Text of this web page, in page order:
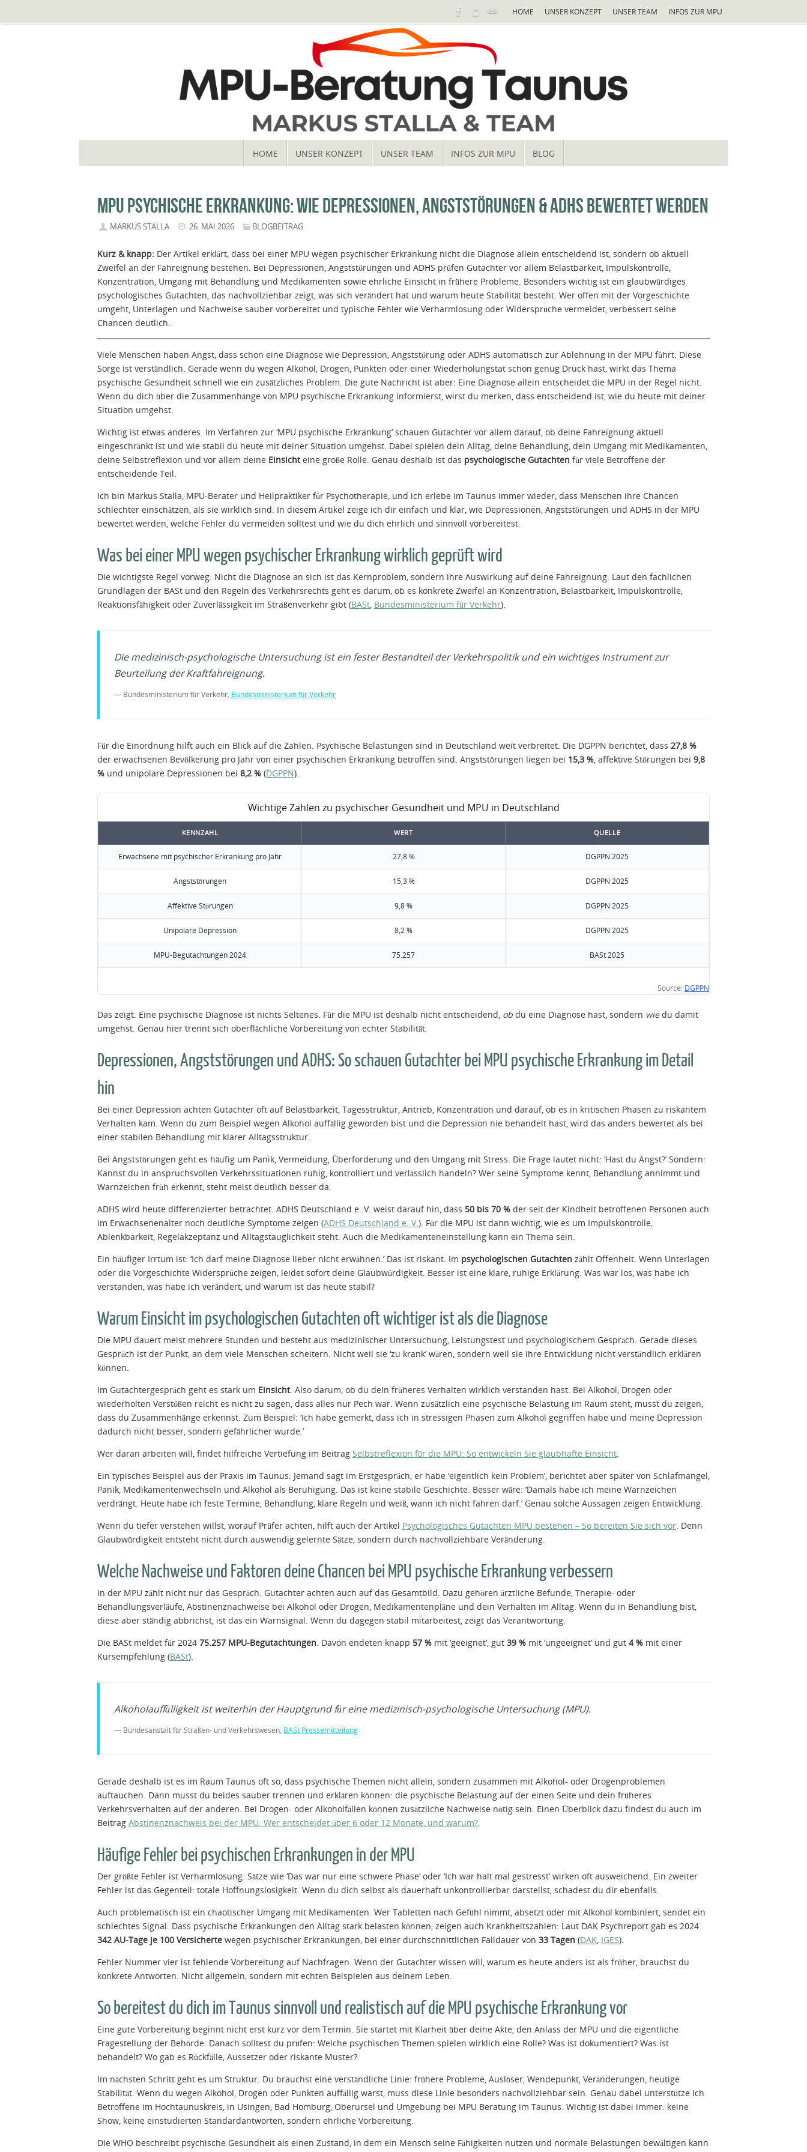
HOME UNSER KONZEPT UNSER TEAM INFOS ZUR MPU
HOME UNSER KONZEPT UNSER TEAM INFOS ZUR MPU BLOG
MPU PSYCHISCHE ERKRANKUNG: WIE DEPRESSIONEN, ANGSTSTÖRUNGEN & ADHS BEWERTET WERDEN
MARKUS STALLA 26. MAI 2026 BLOGBEITRAG
Kurz & knapp: Der Artikel erklärt, dass bei einer MPU wegen psychischer Erkrankung nicht die Diagnose allein entscheidend ist, sondern ob aktuell
Zweifel an der Fahreignung bestehen. Bei Depressionen, Angststörungen und ADHS prüfen Gutachter vor allem Belastbarkeit, Impulskontrolle,
Konzentration, Umgang mit Behandlung und Medikamenten sowie ehrliche Einsicht in frühere Probleme. Besonders wichtig ist ein glaubwürdiges
psychologisches Gutachten, das nachvollziehbar zeigt, was sich verändert hat und warum heute Stabilität besteht. Wer offen mit der Vorgeschichte
umgeht, Unterlagen und Nachweise sauber vorbereitet und typische Fehler wie Verharmlosung oder Widersprüche vermeidet, verbessert seine
Chancen deutlich.
Viele Menschen haben Angst, dass schon eine Diagnose wie Depression, Angststörung oder ADHS automatisch zur Ablehnung in der MPU führt. Diese
Sorge ist verständlich. Gerade wenn du wegen Alkohol, Drogen, Punkten oder einer Wiederholungstat schon genug Druck hast, wirkt das Thema
psychische Gesundheit schnell wie ein zusätzliches Problem. Die gute Nachricht ist aber: Eine Diagnose allein entscheidet die MPU in der Regel nicht.
Wenn du dich über die Zusammenhänge von MPU psychische Erkrankung informierst, wirst du merken, dass entscheidend ist, wie du heute mit deiner
Situation umgehst.
Wichtig ist etwas anderes. Im Verfahren zur ‘MPU psychische Erkrankung’ schauen Gutachter vor allem darauf, ob deine Fahreignung aktuell
eingeschränkt ist und wie stabil du heute mit deiner Situation umgehst. Dabei spielen dein Alltag, deine Behandlung, dein Umgang mit Medikamenten,
deine Selbstreflexion und vor allem deine Einsichteine große Rolle. Genau deshalb ist das psychologische Gutachten für viele Betroffene der
entscheidende Teil.
Ich bin Markus Stalla, MPU-Berater und Heilpraktiker für Psychotherapie, und ich erlebe im Taunus immer wieder, dass Menschen ihre Chancen
schlechter einschätzen, als sie wirklich sind. In diesem Artikel zeige ich dir einfach und klar, wie Depressionen, Angststörungen und ADHS in der MPU
bewertet werden, welche Fehler du vermeiden solltest und wie du dich ehrlich und sinnvoll vorbereitest.
Was bei einer MPU wegen psychischer Erkrankung wirklich geprüft wird
Die wichtigste Regel vorweg: Nicht die Diagnose an sich ist das Kernproblem, sondern ihre Auswirkung auf deine Fahreignung. Laut den fachlichen
Grundlagen der BASt und den Regeln des Verkehrsrechts geht es darum, ob es konkrete Zweifel an Konzentration, Belastbarkeit, Impulskontrolle,
Reaktionsfähigkeit oder Zuverlässigkeit im Straßenverkehr gibt (BASt, Bundesministerium für Verkehr).
Die medizinisch-psychologische Untersuchung ist ein fester Bestandteil der Verkehrspolitik und ein wichtiges Instrument zur
Beurteilung der Kraftfahreignung.
— Bundesministerium für Verkehr, Bundesministerium für Verkehr
Für die Einordnung hilft auch ein Blick auf die Zahlen. Psychische Belastungen sind in Deutschland weit verbreitet. Die DGPPN berichtet, dass 27,8 %
der erwachsenen Bevölkerung pro Jahr von einer psychischen Erkrankung betroffen sind. Angststörungen liegen bei 15,3 %, affektive Störungen bei 9,8
% und unipolare Depressionen bei 8,2 % (DGPPN).
Wichtige Zahlen zu psychischer Gesundheit und MPU in Deutschland
KENNZAHL WERT QUELLE
Erwachsene mit psychischer Erkrankung pro Jahr 27,8 % DGPPN 2025
Angststörungen 15,3 % DGPPN 2025
Affektive Störungen 9,8 % DGPPN 2025
Unipolare Depression 8,2 % DGPPN 2025
MPU-Begutachtungen 2024 75.257 BASt 2025
Source: DGPPN
Das zeigt: Eine psychische Diagnose ist nichts Seltenes. Für die MPU ist deshalb nicht entscheidend, ob du eine Diagnose hast, sondern wiedu damit
umgehst. Genau hier trennt sich oberflächliche Vorbereitung von echter Stabilität.
Depressionen, Angststörungen und ADHS: So schauen Gutachter bei MPU psychische Erkrankung im Detail
hin
Bei einer Depression achten Gutachter oft auf Belastbarkeit, Tagesstruktur, Antrieb, Konzentration und darauf, ob es in kritischen Phasen zu riskantem
Verhalten kam. Wenn du zum Beispiel wegen Alkohol auffällig geworden bist und die Depression nie behandelt hast, wird das anders bewertet als bei
einer stabilen Behandlung mit klarer Alltagsstruktur.
Bei Angststörungen geht es häufig um Panik, Vermeidung, Überforderung und den Umgang mit Stress. Die Frage lautet nicht: ‘Hast du Angst?’ Sondern:
Kannst du in anspruchsvollen Verkehrssituationen ruhig, kontrolliert und verlässlich handeln? Wer seine Symptome kennt, Behandlung annimmt und
Warnzeichen früh erkennt, steht meist deutlich besser da.
ADHS wird heute differenzierter betrachtet. ADHS Deutschland e. V. weist darauf hin, dass 50 bis 70 % der seit der Kindheit betroffenen Personen auch
im Erwachsenenalter noch deutliche Symptome zeigen (ADHS Deutschland e. V.). Für die MPU ist dann wichtig, wie es um Impulskontrolle,
Ablenkbarkeit, Regelakzeptanz und Alltagstauglichkeit steht. Auch die Medikamenteneinstellung kann ein Thema sein.
Ein häufiger Irrtum ist: ‘Ich darf meine Diagnose lieber nicht erwähnen.’ Das ist riskant. Im psychologischen Gutachten zählt Offenheit. Wenn Unterlagen
oder die Vorgeschichte Widersprüche zeigen, leidet sofort deine Glaubwürdigkeit. Besser ist eine klare, ruhige Erklärung: Was war los, was habe ich
verstanden, was habe ich verändert, und warum ist das heute stabil?
Warum Einsicht im psychologischen Gutachten oft wichtiger ist als die Diagnose
Die MPU dauert meist mehrere Stunden und besteht aus medizinischer Untersuchung, Leistungstest und psychologischem Gespräch. Gerade dieses
Gespräch ist der Punkt, an dem viele Menschen scheitern. Nicht weil sie ‘zu krank’ wären, sondern weil sie ihre Entwicklung nicht verständlich erklären
können.
Im Gutachtergespräch geht es stark um Einsicht. Also darum, ob du dein früheres Verhalten wirklich verstanden hast. Bei Alkohol, Drogen oder
wiederholten Verstößen reicht es nicht zu sagen, dass alles nur Pech war. Wenn zusätzlich eine psychische Belastung im Raum steht, musst du zeigen,
dass du Zusammenhänge erkennst. Zum Beispiel: ‘Ich habe gemerkt, dass ich in stressigen Phasen zum Alkohol gegriffen habe und meine Depression
dadurch nicht besser, sondern gefährlicher wurde.’
Wer daran arbeiten will, findet hilfreiche Vertiefung im Beitrag Selbstreflexion für die MPU: So entwickeln Sie glaubhafte Einsicht.
Ein typisches Beispiel aus der Praxis im Taunus: Jemand sagt im Erstgespräch, er habe ‘eigentlich kein Problem’, berichtet aber später von Schlafmangel,
Panik, Medikamentenwechseln und Alkohol als Beruhigung. Das ist keine stabile Geschichte. Besser wäre: ‘Damals habe ich meine Warnzeichen
verdrängt. Heute habe ich feste Termine, Behandlung, klare Regeln und weiß, wann ich nicht fahren darf.’ Genau solche Aussagen zeigen Entwicklung.
Wenn du tiefer verstehen willst, worauf Prüfer achten, hilft auch der Artikel Psychologisches Gutachten MPU bestehen – So bereiten Sie sich vor. Denn
Glaubwürdigkeit entsteht nicht durch auswendig gelernte Sätze, sondern durch nachvollziehbare Veränderung.
Welche Nachweise und Faktoren deine Chancen bei MPU psychische Erkrankung verbessern
In der MPU zählt nicht nur das Gespräch. Gutachter achten auch auf das Gesamtbild. Dazu gehören ärztliche Befunde, Therapie- oder
Behandlungsverläufe, Abstinenznachweise bei Alkohol oder Drogen, Medikamentenpläne und dein Verhalten im Alltag. Wenn du in Behandlung bist,
diese aber ständig abbrichst, ist das ein Warnsignal. Wenn du dagegen stabil mitarbeitest, zeigt das Verantwortung.
Die BASt meldet für 2024 75.257 MPU-Begutachtungen. Davon endeten knapp 57 % mit ‘geeignet’, gut 39 % mit ‘ungeeignet’ und gut 4 % mit einer
Kursempfehlung (BASt).
Alkoholauffälligkeit ist weiterhin der Hauptgrund für eine medizinisch-psychologische Untersuchung (MPU).
— Bundesanstalt für Straßen- und Verkehrswesen, BASt Pressemitteilung
Gerade deshalb ist es im Raum Taunus oft so, dass psychische Themen nicht allein, sondern zusammen mit Alkohol- oder Drogenproblemen
auftauchen. Dann musst du beides sauber trennen und erklären können: die psychische Belastung auf der einen Seite und dein früheres
Verkehrsverhalten auf der anderen. Bei Drogen- oder Alkoholfällen können zusätzliche Nachweise nötig sein. Einen Überblick dazu findest du auch im
Beitrag Abstinenznachweis bei der MPU: Wer entscheidet über 6 oder 12 Monate, und warum?.
Häufige Fehler bei psychischen Erkrankungen in der MPU
Der größte Fehler ist Verharmlosung. Sätze wie ‘Das war nur eine schwere Phase’ oder ‘Ich war halt mal gestresst’ wirken oft ausweichend. Ein zweiter
Fehler ist das Gegenteil: totale Hoffnungslosigkeit. Wenn du dich selbst als dauerhaft unkontrollierbar darstellst, schadest du dir ebenfalls.
Auch problematisch ist ein chaotischer Umgang mit Medikamenten. Wer Tabletten nach Gefühl nimmt, absetzt oder mit Alkohol kombiniert, sendet ein
schlechtes Signal. Dass psychische Erkrankungen den Alltag stark belasten können, zeigen auch Krankheitszahlen: Laut DAK Psychreport gab es 2024
342 AU-Tage je 100 Versicherte wegen psychischer Erkrankungen, bei einer durchschnittlichen Falldauer von 33 Tagen (DAK, IGES).
Fehler Nummer vier ist fehlende Vorbereitung auf Nachfragen. Wenn der Gutachter wissen will, warum es heute anders ist als früher, brauchst du
konkrete Antworten. Nicht allgemein, sondern mit echten Beispielen aus deinem Leben.
So bereitest du dich im Taunus sinnvoll und realistisch auf die MPU psychische Erkrankung vor
Eine gute Vorbereitung beginnt nicht erst kurz vor dem Termin. Sie startet mit Klarheit über deine Akte, den Anlass der MPU und die eigentliche
Fragestellung der Behörde. Danach solltest du prüfen: Welche psychischen Themen spielen wirklich eine Rolle? Was ist dokumentiert? Was ist
behandelt? Wo gab es Rückfälle, Aussetzer oder riskante Muster?
Im nächsten Schritt geht es um Struktur. Du brauchst eine verständliche Linie: frühere Probleme, Auslöser, Wendepunkt, Veränderungen, heutige
Stabilität. Wenn du wegen Alkohol, Drogen oder Punkten auffällig warst, muss diese Linie besonders nachvollziehbar sein. Genau dabei unterstütze ich
Betroffene im Hochtaunuskreis, in Usingen, Bad Homburg, Oberursel und Umgebung bei MPU Beratung im Taunus. Wichtig ist dabei immer: keine
Show, keine einstudierten Standardantworten, sondern ehrliche Vorbereitung.
Die WHO beschreibt psychische Gesundheit als einen Zustand, in dem ein Mensch seine Fähigkeiten nutzen und normale Belastungen bewältigen kann